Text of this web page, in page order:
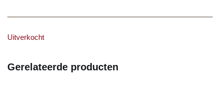
Uitverkocht
Gerelateerde producten